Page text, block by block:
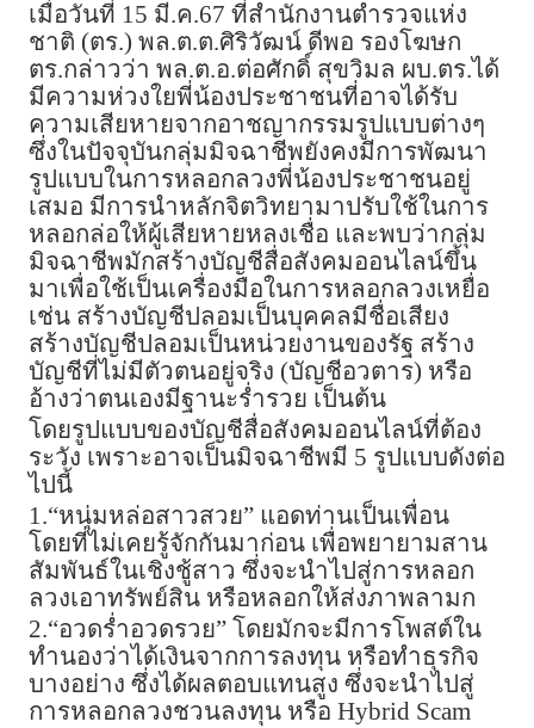
เมื่อวันที่ 15 มี.ค.67 ที่สำนักงานตำรวจแห่ง
ชาติ (ตร.) พล.ต.ต.ศิริวัฒน์ ดีพอ รองโฆษก
ตร.กล่าวว่า พล.ต.อ.ต่อศักดิ์ สุขวิมล ผบ.ตร.ได้
มีความห่วงใยพี่น้องประชาชนที่อาจได้รับ
ความเสียหายจากอาชญากรรมรูปแบบต่างๆ
ซึ่งในปัจจุบันกลุ่มมิจฉาชีพยังคงมีการพัฒนา
รูปแบบในการหลอกลวงพี่น้องประชาชนอยู่
เสมอ มีการนำหลักจิตวิทยามาปรับใช้ในการ
หลอกล่อให้ผู้เสียหายหลงเชื่อ และพบว่ากลุ่ม
มิจฉาชีพมักสร้างบัญชีสื่อสังคมออนไลน์ขึ้น
มาเพื่อใช้เป็นเครื่องมือในการหลอกลวงเหยื่อ
เช่น สร้างบัญชีปลอมเป็นบุคคลมีชื่อเสียง
สร้างบัญชีปลอมเป็นหน่วยงานของรัฐ สร้าง
บัญชีที่ไม่มีตัวตนอยู่จริง (บัญชีอวตาร) หรือ
อ้างว่าตนเองมีฐานะร่ำรวย เป็นต้น
โดยรูปแบบของบัญชีสื่อสังคมออนไลน์ที่ต้อง
ระวัง เพราะอาจเป็นมิจฉาชีพมี 5 รูปแบบดังต่อ
ไปนี้
1.“หนุ่มหล่อสาวสวย” แอดท่านเป็นเพื่อน
โดยที่ไม่เคยรู้จักกันมาก่อน เพื่อพยายามสาน
สัมพันธ์ในเชิงชู้สาว ซึ่งจะนำไปสู่การหลอก
ลวงเอาทรัพย์สิน หรือหลอกให้ส่งภาพลามก
2.“อวดร่ำอวดรวย” โดยมักจะมีการโพสต์ใน
ทำนองว่าได้เงินจากการลงทุน หรือทำธุรกิจ
บางอย่าง ซึ่งได้ผลตอบแทนสูง ซึ่งจะนำไปสู่
การหลอกลวงชวนลงทุน หรือ Hybrid Scam